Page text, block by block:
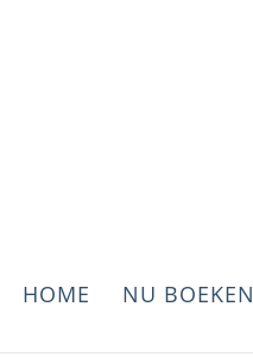
HOME NU BOEKEN